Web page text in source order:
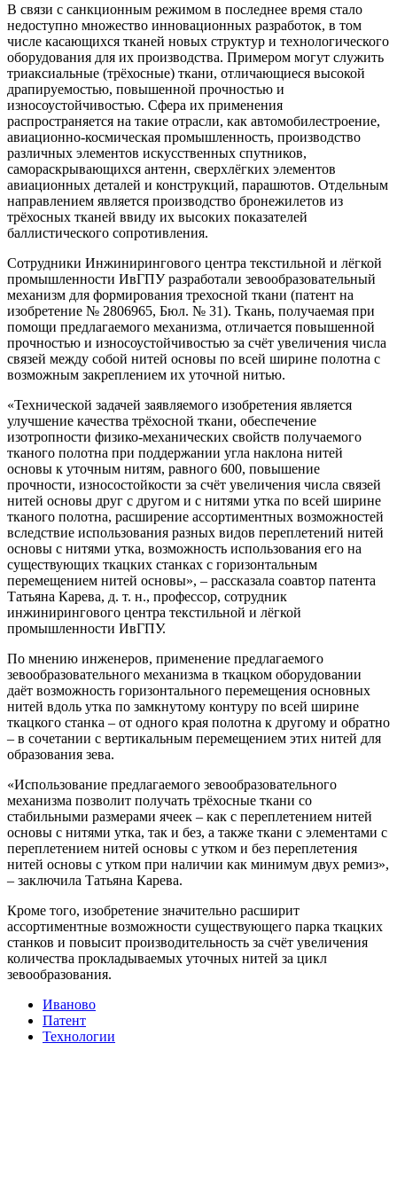
В связи с санкционным режимом в последнее время стало
недоступно множество инновационных разработок, в том
числе касающихся тканей новых структур и технологического
оборудования для их производства. Примером могут служить
триаксиальные (трёхосные) ткани, отличающиеся высокой
драпируемостью, повышенной прочностью и
износоустойчивостью. Сфера их применения
распространяется на такие отрасли, как автомобилестроение,
авиационно-космическая промышленность, производство
различных элементов искусственных спутников,
самораскрывающихся антенн, сверхлёгких элементов
авиационных деталей и конструкций, парашютов. Отдельным
направлением является производство бронежилетов из
трёхосных тканей ввиду их высоких показателей
баллистического сопротивления.
Сотрудники Инжинирингового центра текстильной и лёгкой
промышленности ИвГПУ разработали зевообразовательный
механизм для формирования трехосной ткани (патент на
изобретение № 2806965, Бюл. № 31). Ткань, получаемая при
помощи предлагаемого механизма, отличается повышенной
прочностью и износоустойчивостью за счёт увеличения числа
связей между собой нитей основы по всей ширине полотна с
возможным закреплением их уточной нитью.
«Технической задачей заявляемого изобретения является
улучшение качества трёхосной ткани, обеспечение
изотропности физико-механических свойств получаемого
тканого полотна при поддержании угла наклона нитей
основы к уточным нитям, равного 600, повышение
прочности, износостойкости за счёт увеличения числа связей
нитей основы друг с другом и с нитями утка по всей ширине
тканого полотна, расширение ассортиментных возможностей
вследствие использования разных видов переплетений нитей
основы с нитями утка, возможность использования его на
существующих ткацких станках с горизонтальным
перемещением нитей основы», – рассказала соавтор патента
Татьяна Карева, д. т. н., профессор, сотрудник
инжинирингового центра текстильной и лёгкой
промышленности ИвГПУ.
По мнению инженеров, применение предлагаемого
зевообразовательного механизма в ткацком оборудовании
даёт возможность горизонтального перемещения основных
нитей вдоль утка по замкнутому контуру по всей ширине
ткацкого станка – от одного края полотна к другому и обратно
– в сочетании с вертикальным перемещением этих нитей для
образования зева.
«Использование предлагаемого зевообразовательного
механизма позволит получать трёхосные ткани со
стабильными размерами ячеек – как с переплетением нитей
основы с нитями утка, так и без, а также ткани с элементами с
переплетением нитей основы с утком и без переплетения
нитей основы с утком при наличии как минимум двух ремиз»,
– заключила Татьяна Карева.
Кроме того, изобретение значительно расширит
ассортиментные возможности существующего парка ткацких
станков и повысит производительность за счёт увеличения
количества прокладываемых уточных нитей за цикл
зевообразования.
Иваново
Патент
Технологии